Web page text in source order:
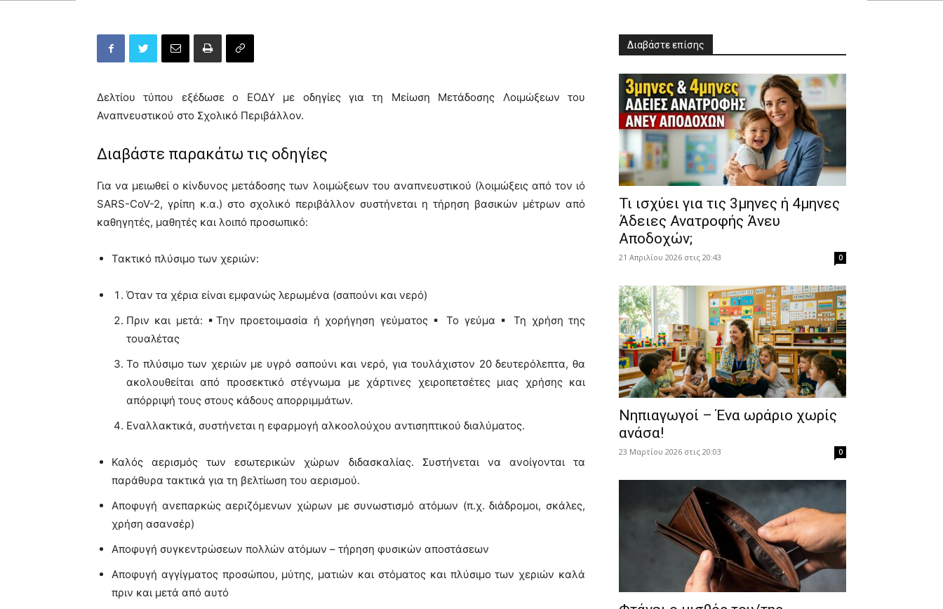
Δελτίου τύπου εξέδωσε ο ΕΟΔΥ με οδηγίες για τη Μείωση Μετάδοσης Λοιμώξεων του
Αναπνευστικού στο Σχολικό Περιβάλλον.
Διαβάστε παρακάτω τις οδηγίες
Για να μειωθεί ο κίνδυνος μετάδοσης των λοιμώξεων του αναπνευστικού (λοιμώξεις από τον ιό
SARS-CoV-2, γρίπη κ.α.) στο σχολικό περιβάλλον συστήνεται η τήρηση βασικών μέτρων από
καθηγητές, μαθητές και λοιπό προσωπικό:
Τακτικό πλύσιμο των χεριών:
Όταν τα χέρια είναι εμφανώς λερωμένα (σαπούνι και νερό)
Πριν και μετά: ▪Την προετοιμασία ή χορήγηση γεύματος ▪ Το γεύμα ▪ Τη χρήση της
τουαλέτας
Το πλύσιμο των χεριών με υγρό σαπούνι και νερό, για τουλάχιστον 20 δευτερόλεπτα, θα
ακολουθείται από προσεκτικό στέγνωμα με χάρτινες χειροπετσέτες μιας χρήσης και
απόρριψή τους στους κάδους απορριμμάτων.
Εναλλακτικά, συστήνεται η εφαρμογή αλκοολούχου αντισηπτικού διαλύματος.
Καλός αερισμός των εσωτερικών χώρων διδασκαλίας. Συστήνεται να ανοίγονται τα
παράθυρα τακτικά για τη βελτίωση του αερισμού.
Αποφυγή ανεπαρκώς αεριζόμενων χώρων με συνωστισμό ατόμων (π.χ. διάδρομοι, σκάλες,
χρήση ασανσέρ)
Αποφυγή συγκεντρώσεων πολλών ατόμων – τήρηση φυσικών αποστάσεων
Αποφυγή αγγίγματος προσώπου, μύτης, ματιών και στόματος και πλύσιμο των χεριών καλά
πριν και μετά από αυτό
Διαβάστε επίσης
​Τι ισχύει για τις 3μηνες ή 4μηνες
Άδειες Ανατροφής Άνευ
Αποδοχών;
21 Απριλίου 2026 στις 20:43 0
Νηπιαγωγοί – Ένα ωράριο χωρίς
ανάσα!
23 Μαρτίου 2026 στις 20:03 0